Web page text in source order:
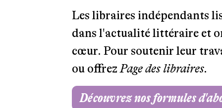
Les libraires indépendants
dans l'actualité littéraire et
cœur. Pour soutenir leur
ou offrezPage des libraires.
Découvrez nos formules